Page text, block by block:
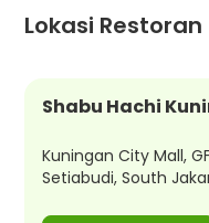
Lokasi Restoran
Shabu Hachi
Kuningan City Mall,
Setiabudi, South